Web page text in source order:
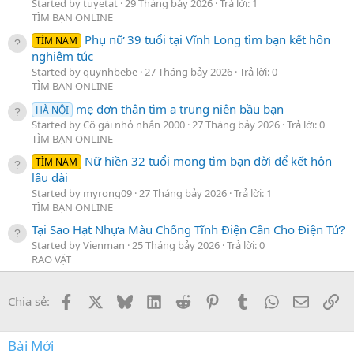
Started by tuyetat 29 Tháng bảy 2026 Trả lời: 1
TÌM BẠN ONLINE
TÌM NAM
Phụ nữ 39 tuổi tại Vĩnh Long tìm bạn kết hôn
nghiêm túc
Started by quynhbebe 27 Tháng bảy 2026 Trả lời: 0
TÌM BẠN ONLINE
HÀ NỘI mẹ đơn thân tìm a trung niên bầu bạn
Started by Cô gái nhỏ nhắn 2000 27 Tháng bảy 2026 Trả lời: 0
TÌM BẠN ONLINE
TÌM NAM
Nữ hiền 32 tuổi mong tìm bạn đời để kết hôn
lâu dài
Started by myrong09 27 Tháng bảy 2026 Trả lời: 1
TÌM BẠN ONLINE
Tại Sao Hạt Nhựa Màu Chống Tĩnh Điện Cần Cho Điện Tử?
Started by Vienman 25 Tháng bảy 2026 Trả lời: 0
RAO VẶT
Chia sẻ: Facebook BlueskyLinkedInReddit PinterestTumblrWhatsApp
Email
Bài Mới